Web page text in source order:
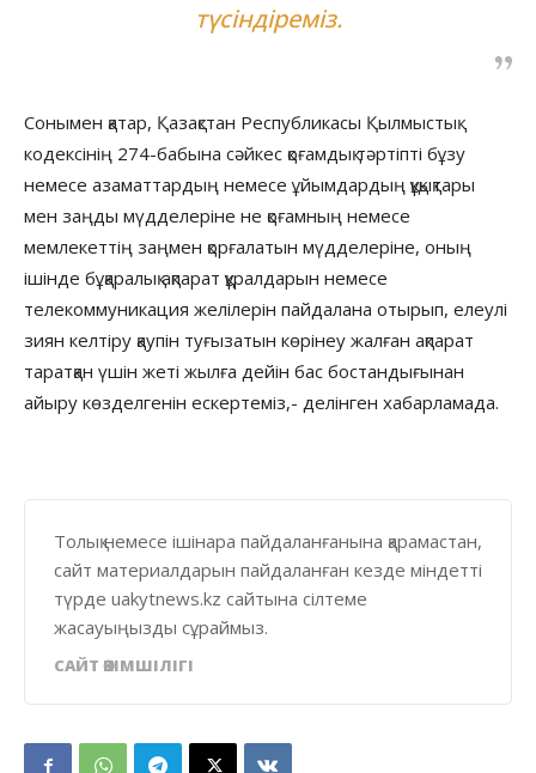
түсіндіреміз.
Сонымен қатар, Қазақстан Республикасы Қылмыстық
кодексінің 274-бабына сәйкес қоғамдық тәртіпті бұзу
немесе азаматтардың немесе ұйымдардың құқықтары
мен заңды мүдделеріне не қоғамның немесе
мемлекеттің заңмен қорғалатын мүдделеріне, оның
ішінде бұқаралық ақпарат құралдарын немесе
телекоммуникация желілерін пайдалана отырып, елеулі
зиян келтіру қаупін туғызатын көрінеу жалған ақпарат
таратқан үшін жеті жылға дейін бас бостандығынан
айыру көзделгенін ескертеміз,- делінген хабарламада.
Толық немесе ішінара пайдаланғанына қарамастан,
сайт материалдарын пайдаланған кезде міндетті
түрде uakytnews.kz сайтына сілтеме
жасауыңызды сұраймыз.
САЙТ ӘКІМШІЛІГІ